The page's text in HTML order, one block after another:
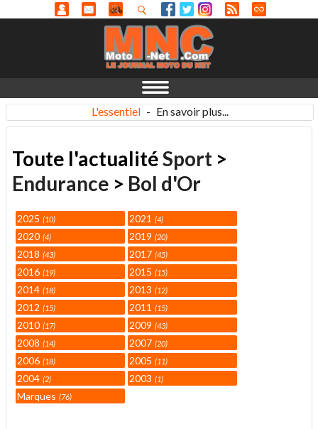
L'essentiel - En savoir plus...
Toute l'actualitéSport >
Endurance > Bol d'Or
2025 10 2021 4
2020 4 2019 20
2018 43 2017 45
2016 19 2015 15
2014 18 2013 12
2012 15 2011 15
2010 17 2009 43
2008 14 2007 20
2006 18 2005 11
2004 2 2003 1
Marques 76